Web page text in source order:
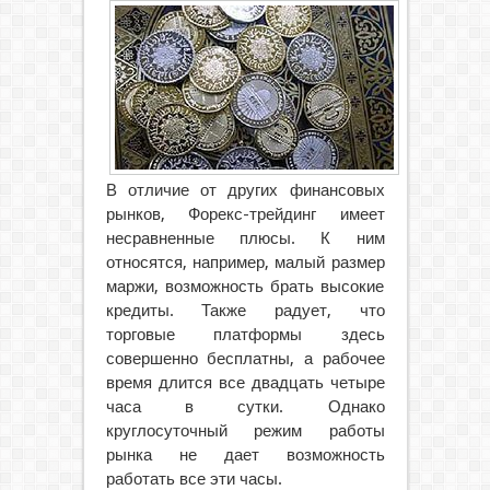
В отличие от других финансовых
рынков, Форекс-трейдинг имеет
несравненные плюсы. К ним
относятся, например, малый размер
маржи, возможность брать высокие
кредиты. Также радует, что
торговые платформы здесь
совершенно бесплатны, а рабочее
время длится все двадцать четыре
часа в сутки. Однако
круглосуточный режим работы
рынка не дает возможность
работать все эти часы.